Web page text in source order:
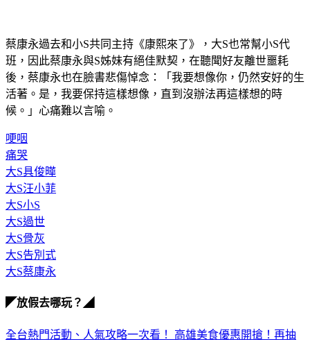
蔡康永過去和小S共同主持《康熙來了》，大S也常幫小S代
班，因此蔡康永與S姊妹有絕佳默契，在聽聞好友離世噩耗
後，蔡康永也在臉書悲傷悼念：「我要想像你，仍然安好的生
活著。是，我要保持這樣想像，直到沒辦法再這樣想的時
候。」心痛難以言喻。
哽咽
痛哭
大S具俊曄
大S汪小菲
大S小S
大S過世
大S骨灰
大S告別式
大S蔡康永
◤放假去哪玩？◢
全台熱門活動、人氣攻略一次看！ 高雄美食優惠開搶！再抽